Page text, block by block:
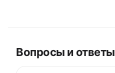
Вопросы и ответы